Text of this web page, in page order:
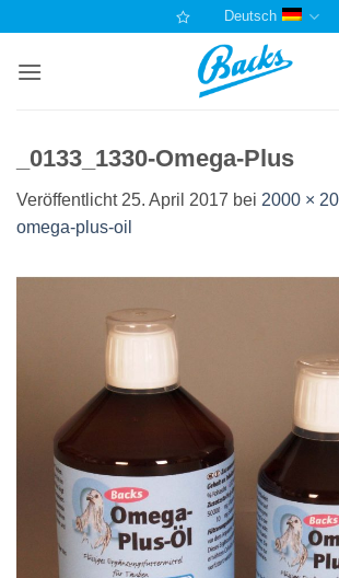
springen
Deutsch
_0133_1330-Omega-Plus
Veröffentlicht 25. April 2017 bei 2000 ×
omega-plus-oil